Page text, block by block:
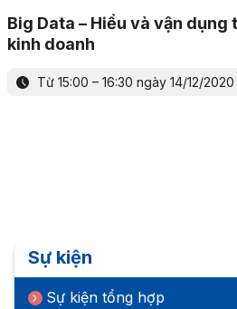
Big Data – Hiểu và vận
kinh doanh
Từ 15:00 – 16:30 ngày 14/12/2020
Sự kiện
Sự kiện tổng hợp